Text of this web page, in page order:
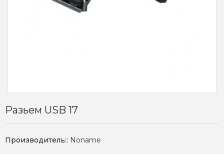
Разьем USB 17
Производитель:: Noname